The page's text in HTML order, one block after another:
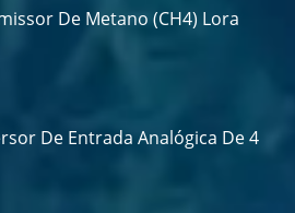
De Metano (CH4) Lora
De Entrada Analógica De 4